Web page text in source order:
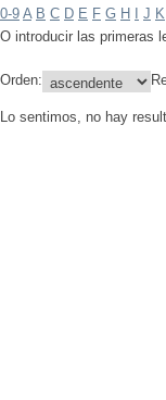
0-9 A B C D E F G H J K
O introducir las primeras
Orden:
Lo sentimos, no hay